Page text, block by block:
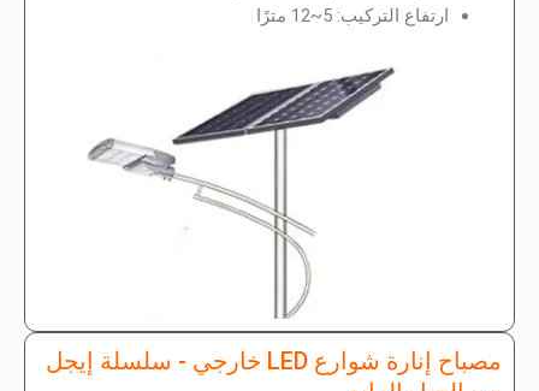
ارتفاع التركيب: 5~12 مترًا
مصباح إنارة شوارع LED خارجي - سلسلة إيجل